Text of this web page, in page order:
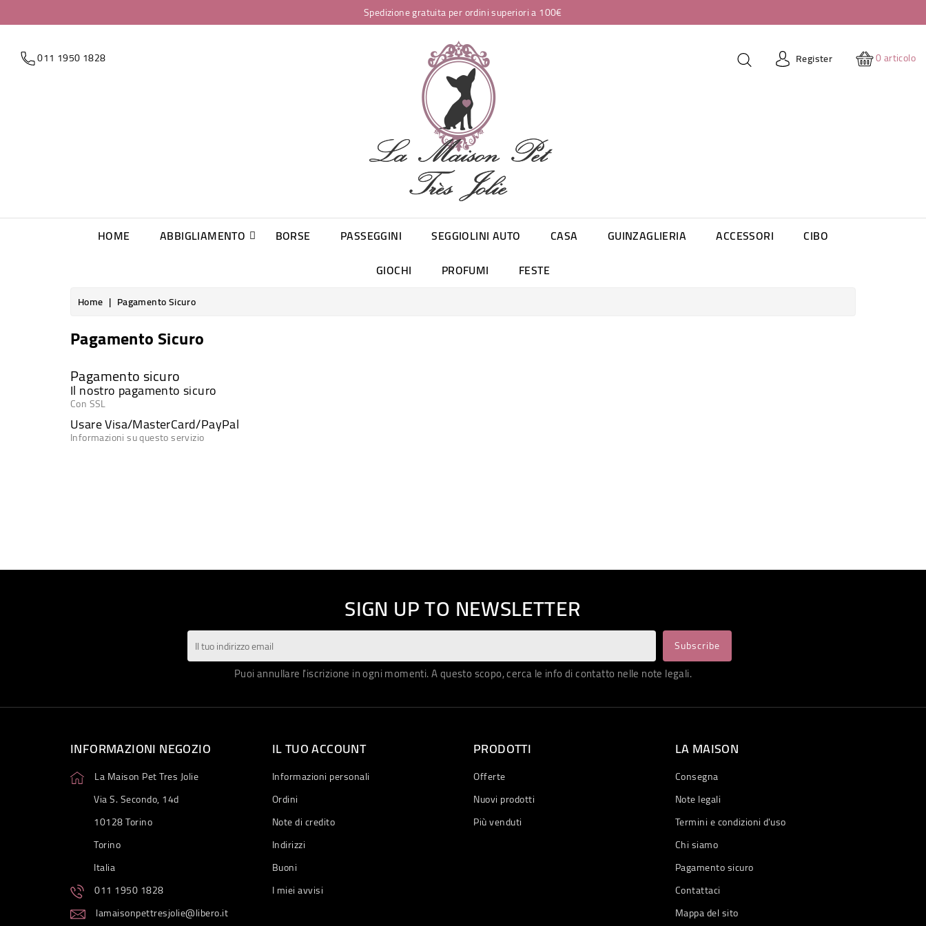
Spedizione gratuita per ordini superiori a 100€
011 1950 1828 Register 0articolo
HOME ABBIGLIAMENTO BORSE PASSEGGINI SEGGIOLINI AUTO CASA GUINZAGLIERIA ACCESSORI
CIBO
GIOCHI
PROFUMI FESTE
Home Pagamento Sicuro
Pagamento Sicuro
Pagamento sicuro
Il nostro pagamento sicuro
Con SSL
Usare Visa/MasterCard/PayPal
Informazioni su questo servizio
SIGN UP TO NEWSLETTER
Puoi annullare l'iscrizione in ogni momenti. A questo scopo, cerca le info di contatto nelle note legali.
INFORMAZIONI NEGOZIO
La Maison Pet Tres Jolie
Via S. Secondo, 14d
10128 Torino
Torino
Italia
011 1950 1828
lamaisonpettresjolie@libero.it
IL TUO ACCOUNT
Informazioni personali
Ordini
Note di credito
Indirizzi
Buoni
I miei avvisi
PRODOTTI
Offerte
Nuovi prodotti
Più venduti
LA MAISON
Consegna
Note legali
Termini e condizioni d'uso
Chi siamo
Pagamento sicuro
Contattaci
Mappa del sito